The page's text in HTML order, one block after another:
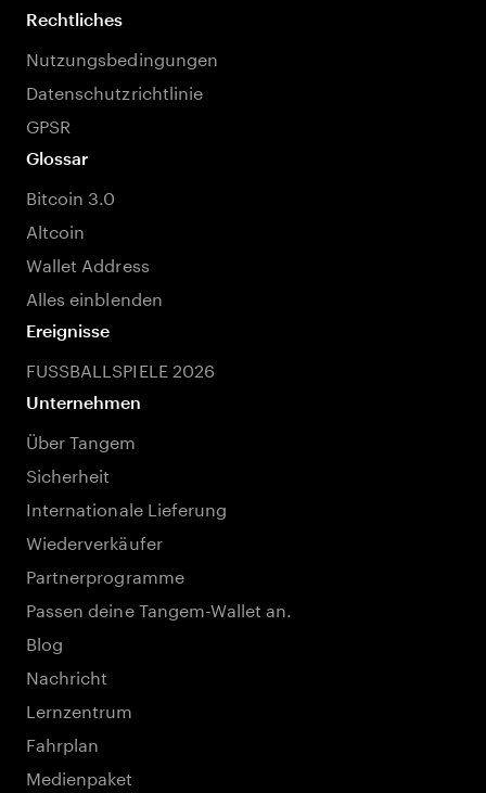
Rechtliches
Nutzungsbedingungen
Datenschutzrichtlinie
GPSR
Glossar
Bitcoin 3.0
Altcoin
Wallet Address
Alles einblenden
Ereignisse
FUSSBALLSPIELE 2026
Unternehmen
Über Tangem
Sicherheit
Internationale Lieferung
Wiederverkäufer
Partnerprogramme
Passen deine Tangem-Wallet an.
Blog
Nachricht
Lernzentrum
Fahrplan
Medienpaket